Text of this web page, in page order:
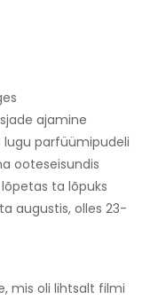
ajamine
lugu parfüümipudeli
ooteseisundis
ta lõpuks
augustis, olles 23-
mis oli lihtsalt filmi